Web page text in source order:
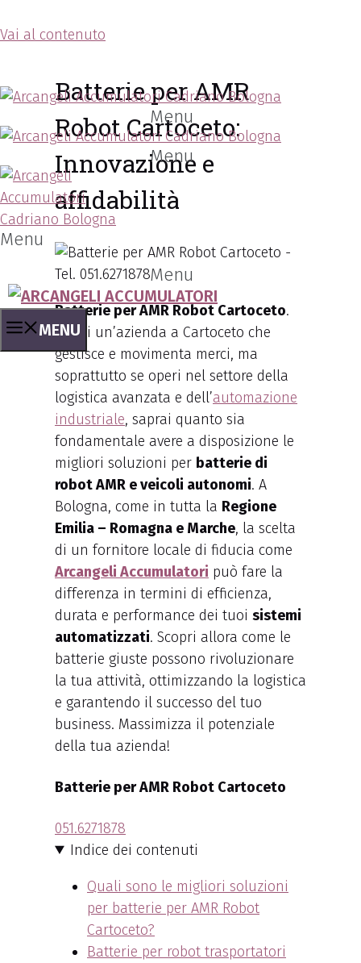
Vai al contenuto
Menu
Menu
Menu
Menu
MENU
Batterie per AMR
Robot Cartoceto:
Innovazione e
affidabilità
Batterie per AMR Robot Cartoceto.
Se sei un’azienda a Cartoceto che
gestisce e movimenta merci, ma
soprattutto se operi nel settore della
logistica avanzata e dell’automazione
industriale, saprai quanto sia
fondamentale avere a disposizione le
migliori soluzioni per batterie di
robot AMR e veicoli autonomi. A
Bologna, come in tutta la Regione
Emilia – Romagna e Marche, la scelta
di un fornitore locale di fiducia come
Arcangeli Accumulatori può fare la
differenza in termini di efficienza,
durata e performance dei tuoi sistemi
automatizzati. Scopri allora come le
batterie giuste possono rivoluzionare
la tua attività, ottimizzando la logistica
e garantendo il successo del tuo
business. Massimizza il potenziale
della tua azienda!
Batterie per AMR Robot Cartoceto
051.6271878
Indice dei contenuti
Quali sono le migliori soluzioni
per batterie per AMR Robot
Cartoceto?
Batterie per robot trasportatori